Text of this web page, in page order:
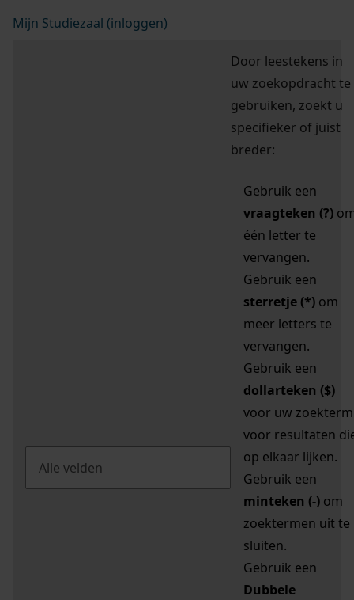
Mijn Studiezaal (inloggen)
Door leestekens in
uw zoekopdracht te
gebruiken, zoekt u
specifieker of juist
breder:
Gebruik een
vraagteken (?)
één letter te
vervangen.
Gebruik een
sterretje (*) om
meer letters te
vervangen.
Gebruik een
dollarteken ($)
voor uw zoekterm
voor resultaten
op elkaar lijken.
Gebruik een
minteken (-) om
zoektermen uit te
sluiten.
Gebruik een
Dubbele